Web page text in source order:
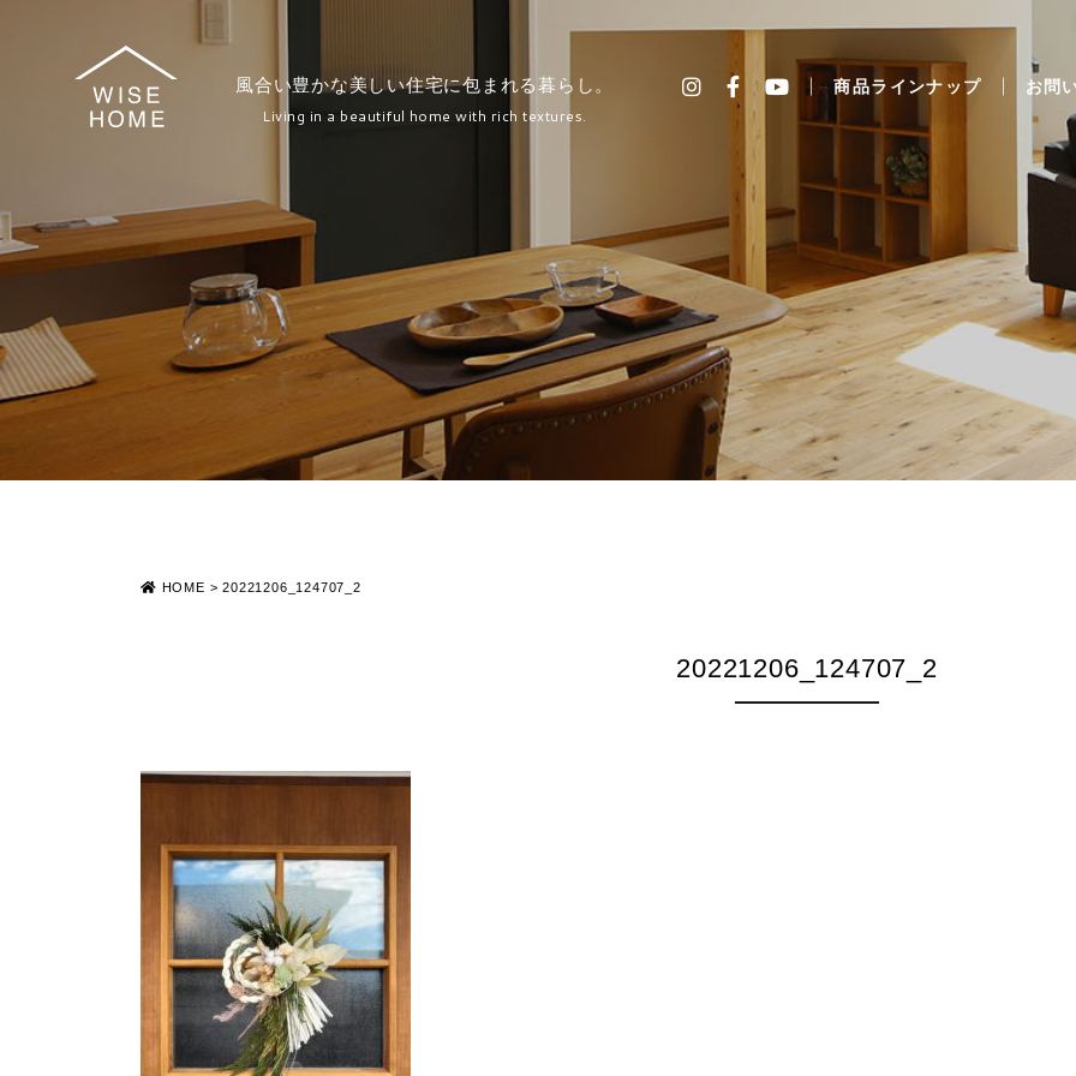
風合い豊かな美しい住宅に包まれる暮らし。
Living in a beautiful home with rich textures.
商品ラインナップ お問
HOME >20221206_124707_2
20221206_124707_2